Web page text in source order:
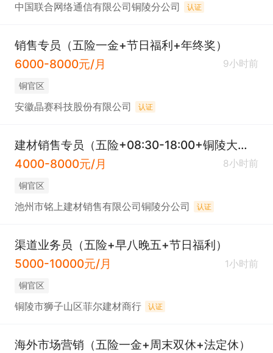
中国联合网络通信有限公司铜陵分公司 认证
销售专员（五险一金+节日福利+年终奖）
6000-8000元/月
9小时前
铜官区
安徽晶赛科技股份有限公司 认证
建材销售专员（五险+08:30-18:00+铜陵大市场）
4000-8000元/月
8小时前
铜官区
池州市铭上建材销售有限公司铜陵分公司 认证
渠道业务员（五险+早八晚五+节日福利）
5000-10000元/月
1小时前
铜官区
铜陵市狮子山区菲尔建材商行 认证
海外市场营销（五险一金+周末双休+法定休）